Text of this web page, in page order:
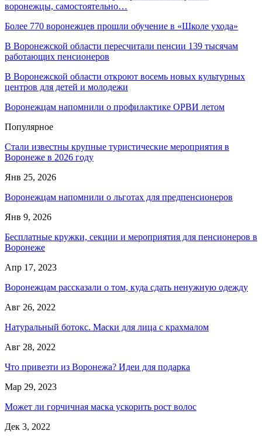
воронежцы, самостоятельно…
Более 770 воронежцев прошли обучение в «Школе ухода»
В Воронежской области пересчитали пенсии 139 тысячам
работающих пенсионеров
В Воронежской области откроют восемь новых культурных
центров для детей и молодежи
Воронежцам напомнили о профилактике ОРВИ летом
Популярное
Стали известны крупные туристические мероприятия в
Воронеже в 2026 году
Янв 25, 2026
Воронежцам напомнили о льготах для предпенсионеров
Янв 9, 2026
Бесплатные кружки, секции и мероприятия для пенсионеров в
Воронеже
Апр 17, 2023
Воронежцам рассказали о том, куда сдать ненужную одежду
Авг 26, 2022
Натуральный ботокс. Маски для лица с крахмалом
Авг 28, 2022
Что привезти из Воронежа? Идеи для подарка
Мар 29, 2023
Может ли горчичная маска ускорить рост волос
Дек 3, 2022